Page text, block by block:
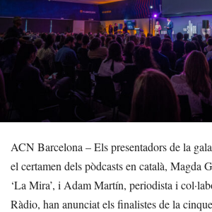
ACN Barcelona – Els presentadors de la
el certamen dels pòdcasts en català, Magda
‘La Mira’, i Adam Martín, periodista i
Ràdio, han anunciat els finalistes de la